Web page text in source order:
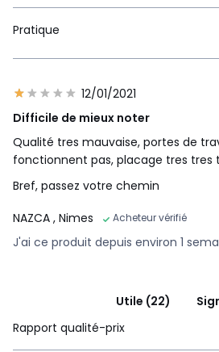
Pratique
12/01/2021
Difficile de mieux noter
Qualité tres mauvaise, portes de
fonctionnent pas, placage tres tres
Bref, passez votre chemin
NAZCA , Nimes Acheteur vérifié
J'ai ce produit depuis environ 1
Utile (22)
Rapport qualité-prix